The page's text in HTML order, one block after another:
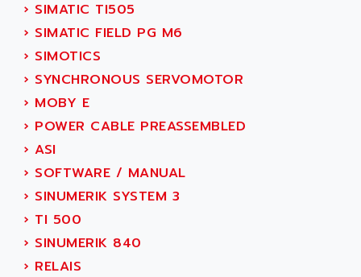
ADVANCED UV
ADVANTEC
ADVANTECH
ADVANTYS FTM
ADWIN
AE
AEC
AECO
AEE
AEEON
AEES
› SIMATIC TI505
› SIMATIC FIELD PG M6
› SIMOTICS
› SYNCHRONOUS SERVOMOTOR
› MOBY E
› POWER CABLE PREASSEMBLED
› ASI
› SOFTWARE / MANUAL
› SINUMERIK SYSTEM 3
› TI 500
› SINUMERIK 840
› RELAIS